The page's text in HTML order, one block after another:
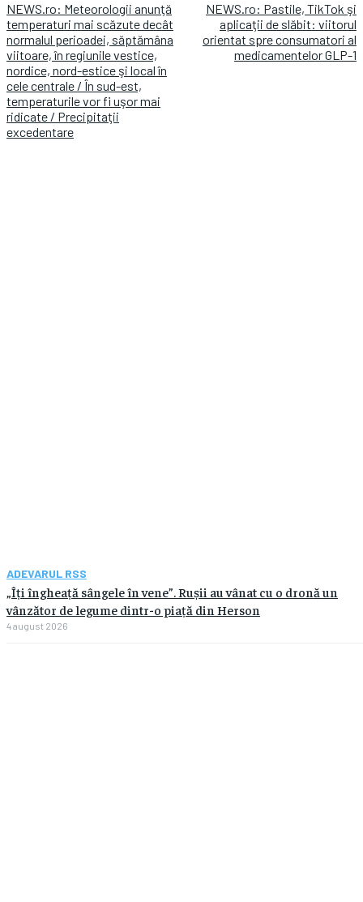
NEWS.ro: Meteorologii anunţă
temperaturi mai scăzute decât
normalul perioadei, săptămâna
viitoare, în regiunile vestice,
nordice, nord-estice şi local în
cele centrale / În sud-est,
temperaturile vor fi uşor mai
ridicate / Precipitaţii
excedentare
NEWS.ro: Pastile, TikTok şi
aplicaţii de slăbit: viitorul
orientat spre consumatori al
medicamentelor GLP-1
ADEVARUL RSS
„Îți îngheață sângele în vene”. Rușii au vânat cu o dronă un
vânzător de legume dintr-o piață din Herson
4 august 2026